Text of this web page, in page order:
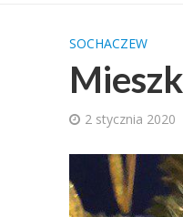
SOCHACZEW
2 stycznia 2020